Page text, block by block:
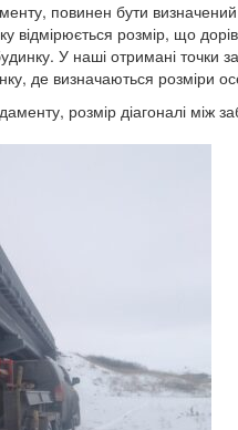
повинен бути визначений
відмірюється розмір, що
У наші отримані точки
де визначаються розміри
розмір діагоналі між